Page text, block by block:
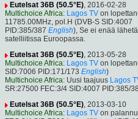
Eutelsat 36B (50.5°E), 2016-02-28
Multichoice Africa: Lagos TV on
11785.00MHz, pol.H (DVB-S SID:4007
PID:385/387 English), Se ei enää lähetä
satelliitissa Euroopassa.
Eutelsat 36B (50.5°E), 2013-05-28
Multichoice Africa: Lagos TV on
SID:7006 PID:171/173 English)
Multichoice Africa: Uusi taajuus Lagos
SR:27500 FEC:3/4 SID:4007 PID:385/
Eutelsat 36B (50.5°E), 2013-03-10
Multichoice Africa: Lagos TV on